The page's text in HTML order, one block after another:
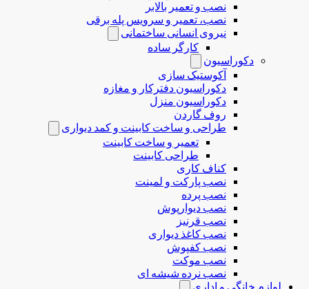
نصب و تعمیر بالابر
نصب، تعمیر و سرویس پله برقی
نیروی انسانی ساختمانی
کارگر ساده
دکوراسیون
آکوستیک سازی
دکوراسیون دفترکار و مغازه
دکوراسیون منزل
روف گاردن
طراحی و ساخت کابینت و کمد دیواری
تعمیر و ساخت کابینت
طراحی کابینت
کناف کاری
نصب پارکت و لمینت
نصب پرده
نصب دیوارپوش
نصب قرنیز
نصب کاغذ دیواری
نصب کفپوش
نصب موکت
نصب نرده شیشه ای
لوازم خانگی و اداری